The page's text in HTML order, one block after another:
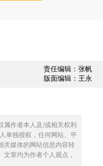
责任编辑：张帆
版面编辑：王永
属作者本人及/或相关权利
单独授权，任何网站、平
关媒体的网站信息内容转
章均为作者个人观点，